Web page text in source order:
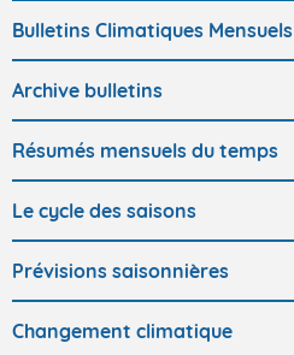
Bulletins Climatiques Mensuels
Archive bulletins
Résumés mensuels du temps
Le cycle des saisons
Prévisions saisonnières
Changement climatique